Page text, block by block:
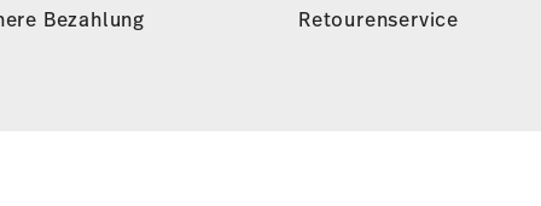
Bezahlung Retourenservice